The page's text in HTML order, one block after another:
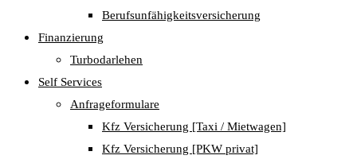
Berufsunfähigkeitsversicherung
Finanzierung
Turbodarlehen
Self Services
Anfrageformulare
Kfz Versicherung [Taxi / Mietwagen]
Kfz Versicherung [PKW privat]